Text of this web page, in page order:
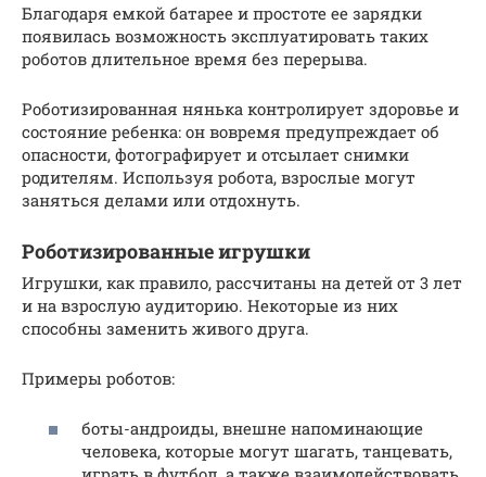
Благодаря емкой батарее и простоте ее зарядки
появилась возможность эксплуатировать таких
роботов длительное время без перерыва.
Роботизированная нянька контролирует здоровье и
состояние ребенка: он вовремя предупреждает об
опасности, фотографирует и отсылает снимки
родителям. Используя робота, взрослые могут
заняться делами или отдохнуть.
Роботизированные игрушки
Игрушки, как правило, рассчитаны на детей от 3 лет
и на взрослую аудиторию. Некоторые из них
способны заменить живого друга.
Примеры роботов:
боты-андроиды, внешне напоминающие
человека, которые могут шагать, танцевать,